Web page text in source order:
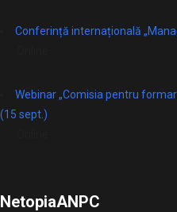
Conferință internațională
Webinar „Comisia pentru
(15 sept.)
NetopiaANPC